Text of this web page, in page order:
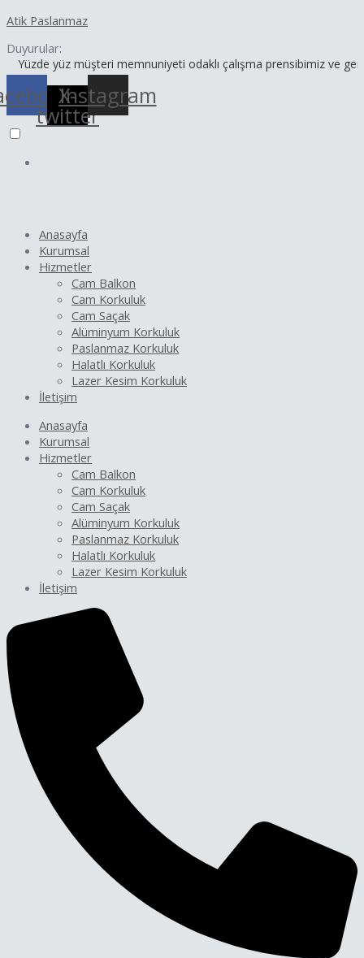
atla
Atik Paslanmaz
Duyurular:
yüz müşteri memnuniyeti odaklı çalışma prensibimiz ve geniş ürün
X-
twitter
Instagram
Anasayfa
Kurumsal
Hizmetler
Cam Balkon
Cam Korkuluk
Cam Saçak
Alüminyum Korkuluk
Paslanmaz Korkuluk
Halatlı Korkuluk
Lazer Kesim Korkuluk
İletişim
Anasayfa
Kurumsal
Hizmetler
Cam Balkon
Cam Korkuluk
Cam Saçak
Alüminyum Korkuluk
Paslanmaz Korkuluk
Halatlı Korkuluk
Lazer Kesim Korkuluk
İletişim
dolaşımı